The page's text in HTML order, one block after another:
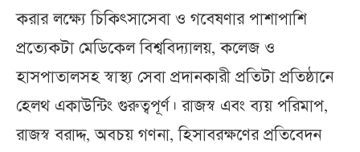
করার লক্ষ্যে চিকিৎসাসেবা ও গবেষণার পাশাপাশি
প্রত্যেকটা মেডিকেল বিশ্ববিদ্যালয়, কলেজ ও
হাসপাতালসহ স্বাস্থ্য সেবা প্রদানকারী প্রতিটা প্রতিষ্ঠানে
হেলথ একাউন্টিং গুরুত্বপূর্ণ। রাজস্ব এবং ব্যয় পরিমাপ,
রাজস্ব বরাদ্দ, অবচয় গণনা, হিসাবরক্ষণের প্রতিবেদন